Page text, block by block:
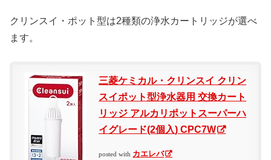
クリンスイ・ポット型は2種類の浄水カートリッジが選べ
ます。
三菱ケミカル・クリンスイ クリン
スイポット型浄水器用 交換カート
リッジ アルカリポットスーパーハ
イグレード(2個入) CPC7W
posted with カエレバ